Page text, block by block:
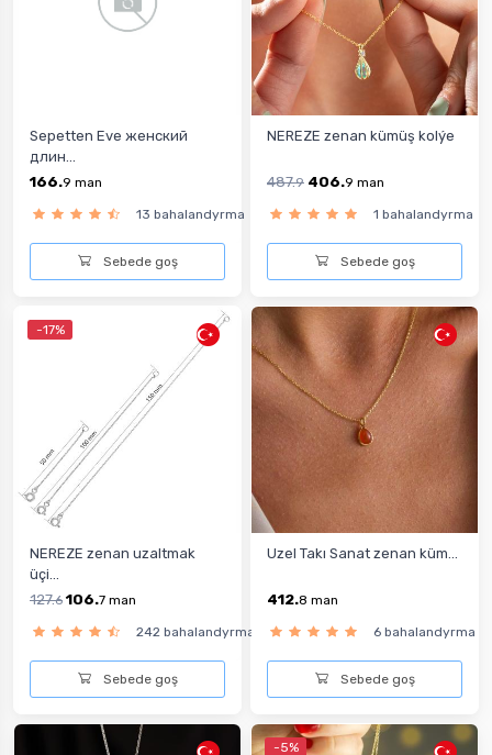
Sepetten Eve женский
длин...
166.9 man
13 bahalandyrma
Sebede goş
NEREZE zenan kümüş kolýe
487.9 406.9 man
1 bahalandyrma
Sebede goş
-17%
NEREZE zenan uzaltmak
üçi...
127.6 106.7 man
242 bahalandyrma
Sebede goş
Uzel Takı Sanat zenan küm...
412.8 man
6 bahalandyrma
Sebede goş
-5%